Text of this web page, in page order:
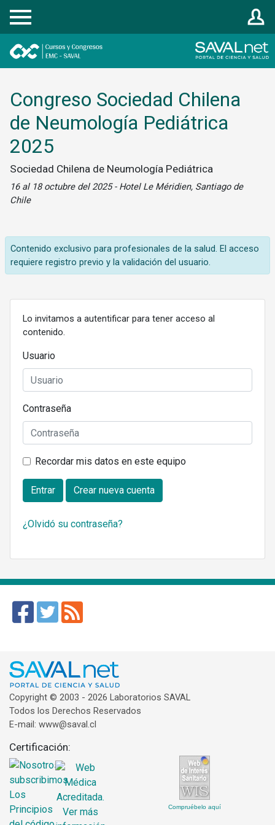
Registrarse
Congreso Sociedad Chilena
de Neumología Pediátrica
2025
Sociedad Chilena de Neumología Pediátrica
16 al 18 octubre del 2025 - Hotel Le Méridien, Santiago de
Chile
Contenido exclusivo para profesionales de la salud. El acceso
requiere registro previo y la validación del usuario.
Lo invitamos a autentificar para tener acceso al
contenido.
Usuario
Contraseña
Recordar mis datos en este equipo
Entrar Crear nueva cuenta
¿Olvidó su contraseña?
Copyright © 2003 - 2026 Laboratorios SAVAL
Todos los Derechos Reservados
E-mail: www@saval.cl
Certificación:
Compruébelo aquí